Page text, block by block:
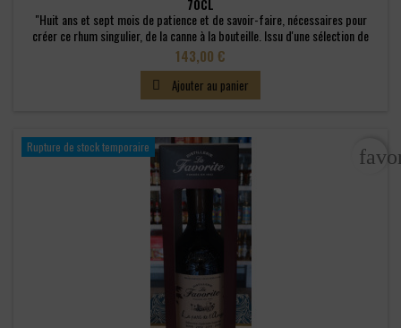
70CL
"Huit ans et sept mois de patience et de savoir-faire, nécessaires pour
créer ce rhum singulier, de la canne à la bouteille. Issu d'une sélection de
fûts ex-Bourbon, ce rhum vieux 8 ans d'âge a été mis en flacons il y a
quelques semaines à la Distillerie, sans réduction pour conserver toute la
richesse et l'intensité de ses arômes. Fruits cuits, épices...
Prix
143,00 €
 Ajouter au panier
Rupture de stock temporaire